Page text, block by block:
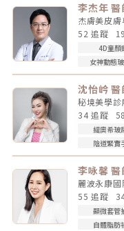
李杰年 醫
杰膚美皮
52 追蹤
4D童顏
女神動態
沈怡岒 醫
秘境美學診
34 追蹤
緹奧希玻
陰道緊實
李咏馨 醫
麗波永康
55 追蹤
顯微套管
自體脂肪